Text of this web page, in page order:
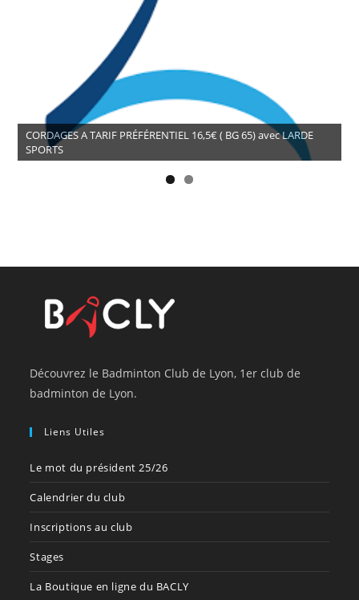
CORDAGES A TARIF PRÉFÉRENTIEL 16,5€ ( BG 65) avec LARDE
SPORTS
Découvrez le Badminton Club de Lyon, 1er club de
badminton de Lyon.
Liens Utiles
Le mot du président 25/26
Calendrier du club
Inscriptions au club
Stages
La Boutique en ligne du BACLY